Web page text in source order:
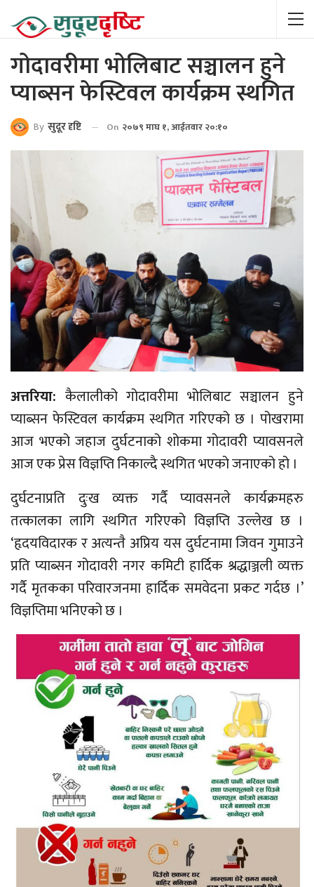
गोदावरीमा भोलिबाट सञ्चालन हुने
प्याब्सन फेस्टिवल कार्यक्रम स्थगित
By सुदूर दृष्टि On २०७९ माघ १, आईतवार २०:१०
अत्तरिया: कैलालीको गोदावरीमा भोलिबाट सञ्चालन हुने
प्याब्सन फेस्टिवल कार्यक्रम स्थगित गरिएको छ । पोखरामा
आज भएको जहाज दुर्घटनाको शोकमा गोदावरी प्यावसनले
आज एक प्रेस विज्ञप्ति निकाल्दै स्थगित भएको जनाएको हो ।
दुर्घटनाप्रति दुःख व्यक्त गर्दै प्यावसनले कार्यक्रमहरु
तत्कालका लागि स्थगित गरिएको विज्ञप्ति उल्लेख छ ।
‘हृदयविदारक र अत्यन्तै अप्रिय यस दुर्घटनामा जिवन गुमाउने
प्रति प्याब्सन गोदावरी नगर कमिटी हार्दिक श्रद्धाञ्जली व्यक्त
गर्दै मृतकका परिवारजनमा हार्दिक समवेदना प्रकट गर्दछ ।’
विज्ञप्तिमा भनिएको छ ।